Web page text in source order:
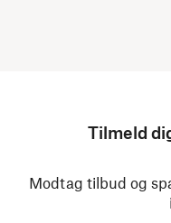
Tilmeld
Modtag tilbud og